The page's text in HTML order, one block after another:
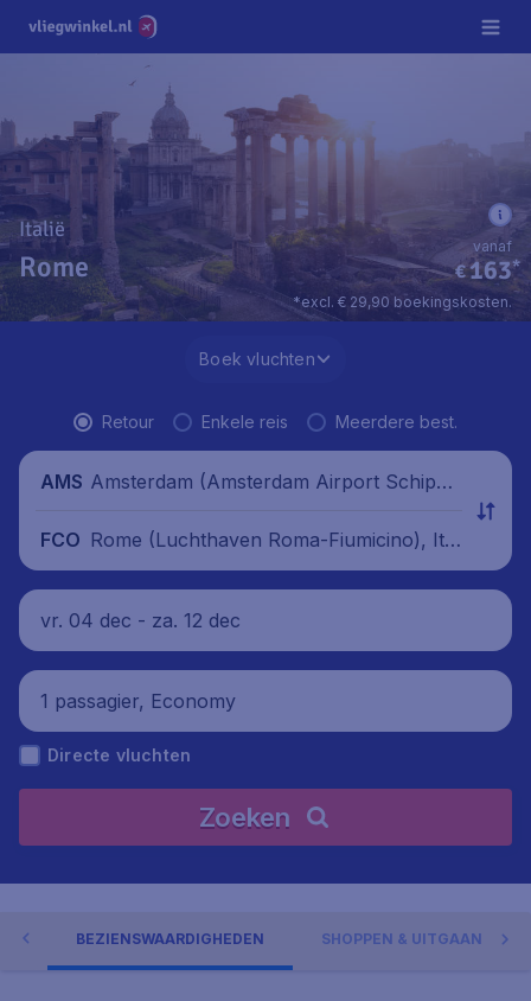
Italië
Rome €163*
vanaf
*excl. € 29,90 boekingskosten.
Boek vluchten
Retour Enkele reis Meerdere best.
AMS Amsterdam (Amsterdam Airport Schipho
FCO Rome (Luchthaven Roma-Fiumicino), Ital
ië
vr. 04 dec - za. 12 dec
1 passagier, Economy
Directe vluchten
Zoeken
BEZIENSWAARDIGHEDEN SHOPPEN & UITGAAN